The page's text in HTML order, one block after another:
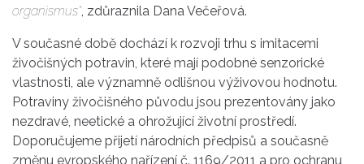
organismus“, zdůraznila Dana Večeřová.
V současné době dochází k rozvoji trhu s imitacemi
živočišných potravin, které mají podobné senzorické
vlastnosti, ale významně odlišnou výživovou hodnotu.
Potraviny živočišného původu jsou prezentovány jako
nezdravé, neetické a ohrožující životní prostředí.
Doporučujeme přijetí národních předpisů a současně
změnu evropského nařízení č. 1169/2011 a pro ochranu